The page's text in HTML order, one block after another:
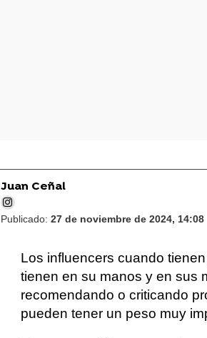
Juan Ceñal
Publicado: 27 de noviembre de 2024, 14:08
Los influencers cuando
tienen en su manos y en sus
recomendando o criticando
pueden tener un peso muy